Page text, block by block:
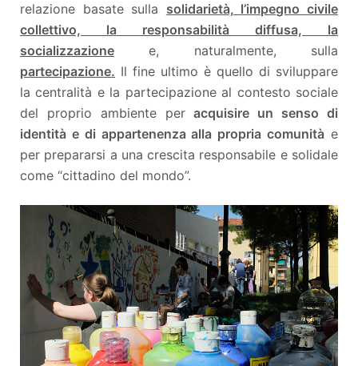
relazione basate sulla solidarietà, l’impegno civile
collettivo, la responsabilità diffusa, la
socializzazione e, naturalmente, sulla
partecipazione. Il fine ultimo è quello di sviluppare
la centralità e la partecipazione al contesto sociale
del proprio ambiente peracquisire un senso di
identità e di appartenenza alla propria comunità e
per prepararsi a una crescita responsabile e solidale
come “cittadino del mondo”.